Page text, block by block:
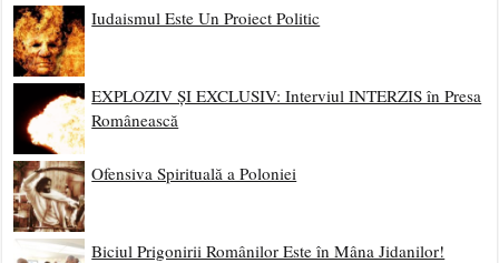
Iudaismul Este Un Proiect Politic
EXPLOZIV ȘI EXCLUSIV: Interviul INTERZIS în Presa
Românească
Ofensiva Spirituală a Poloniei
Biciul Prigonirii Românilor Este în Mâna Jidanilor!